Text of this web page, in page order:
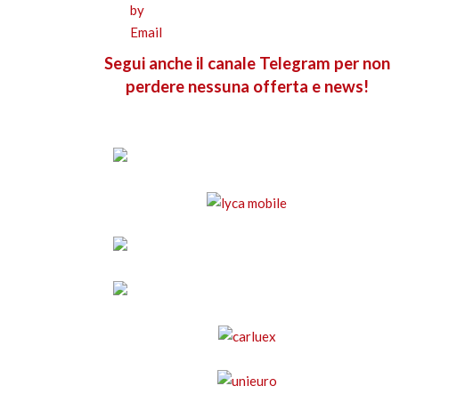
Segui anche il canale Telegram per non
perdere nessuna offerta e news!